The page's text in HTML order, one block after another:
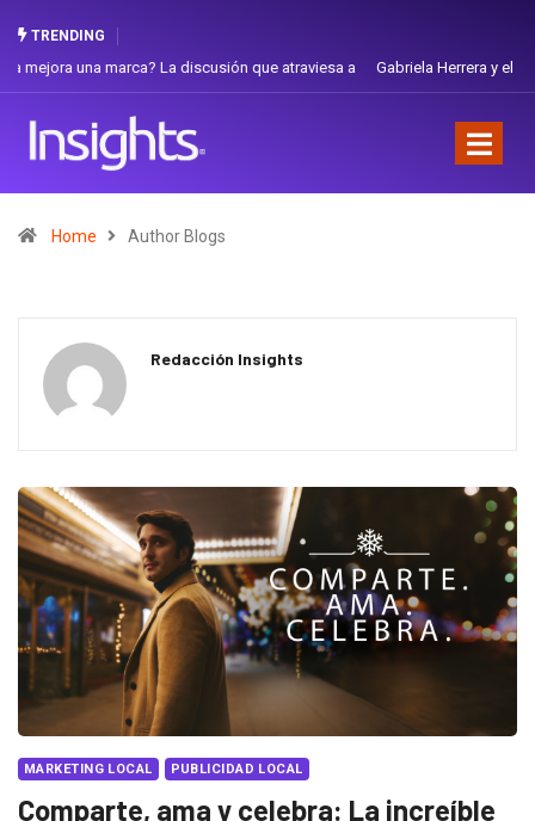
TRENDING
Gabriela Herrera y el arte de cambiarse el sombrero en Corporación
Home Author Blogs
Redacción Insights
MARKETING LOCAL PUBLICIDAD LOCAL
Comparte, ama y celebra: La increíble